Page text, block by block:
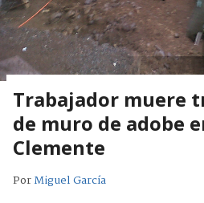
Trabajador muere
de muro de adobe
Clemente
PorMiguel García